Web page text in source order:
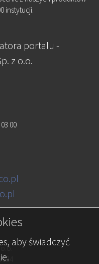
aby świadczyć
instytucji.
portalu -
z o.o.
00